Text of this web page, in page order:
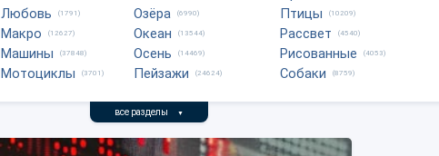
Любовь (1791)
Макро (12627)
Машины (37848)
Мотоциклы (3701)
Озёра (6990)
Океан (13544)
Осень (14469)
Пейзажи (24624)
Птицы (10209)
Рассвет (4540)
Рисованные (4053)
Собаки (8759)
все разделы ▼